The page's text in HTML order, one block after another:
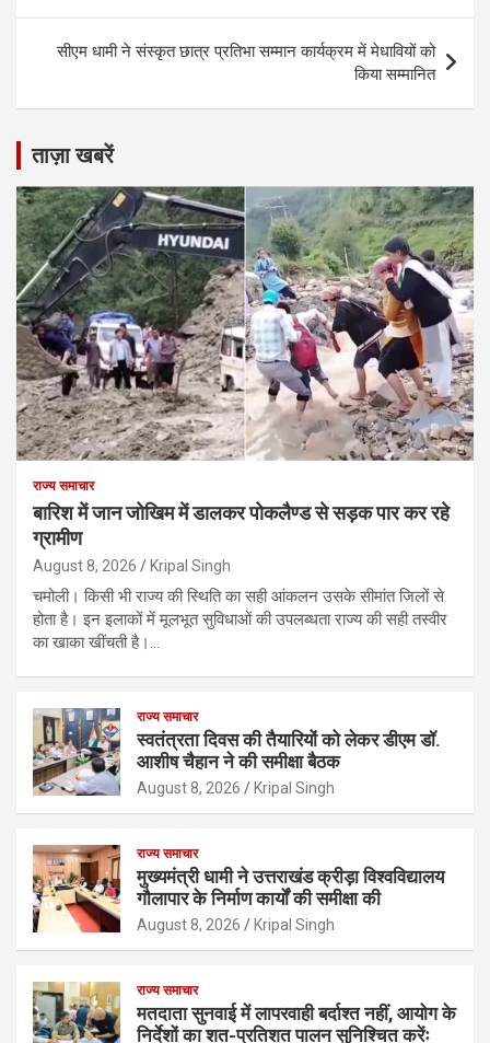
सीएम धामी ने संस्कृत छात्र प्रतिभा सम्मान कार्यक्रम में मेधावियों को
किया सम्मानित
ताज़ा खबरें
राज्य समाचार
बारिश में जान जोखिम में डालकर पोकलैण्ड से सड़क पार कर रहे
ग्रामीण
August 8, 2026 Kripal Singh
चमोली। किसी भी राज्य की स्थिति का सही आंकलन उसके सीमांत जिलों से
होता है। इन इलाकों में मूलभूत सुविधाओं की उपलब्धता राज्य की सही तस्वीर
का खाका खींचती है।…
राज्य समाचार
स्वतंत्रता दिवस की तैयारियों को लेकर डीएम डॉ.
आशीष चैहान ने की समीक्षा बैठक
August 8, 2026 Kripal Singh
राज्य समाचार
मुख्यमंत्री धामी ने उत्तराखंड क्रीड़ा विश्वविद्यालय
गौलापार के निर्माण कार्यों की समीक्षा की
August 8, 2026 Kripal Singh
राज्य समाचार
मतदाता सुनवाई में लापरवाही बर्दाश्त नहीं, आयोग के
निर्देशों का शत-प्रतिशत पालन सुनिश्चित करेंः